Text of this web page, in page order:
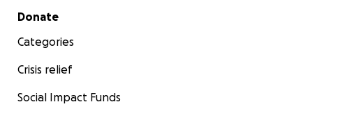
Secondary menu
Donate
Categories
Crisis relief
Social Impact Funds